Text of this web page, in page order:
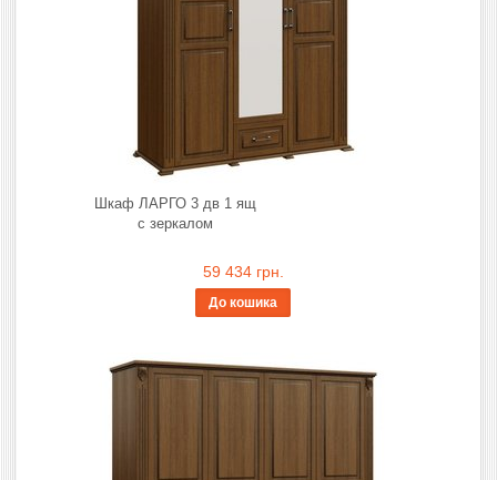
Шкаф ЛАРГО 3 дв 1 ящ
с зеркалом
59 434 грн.
До кошика